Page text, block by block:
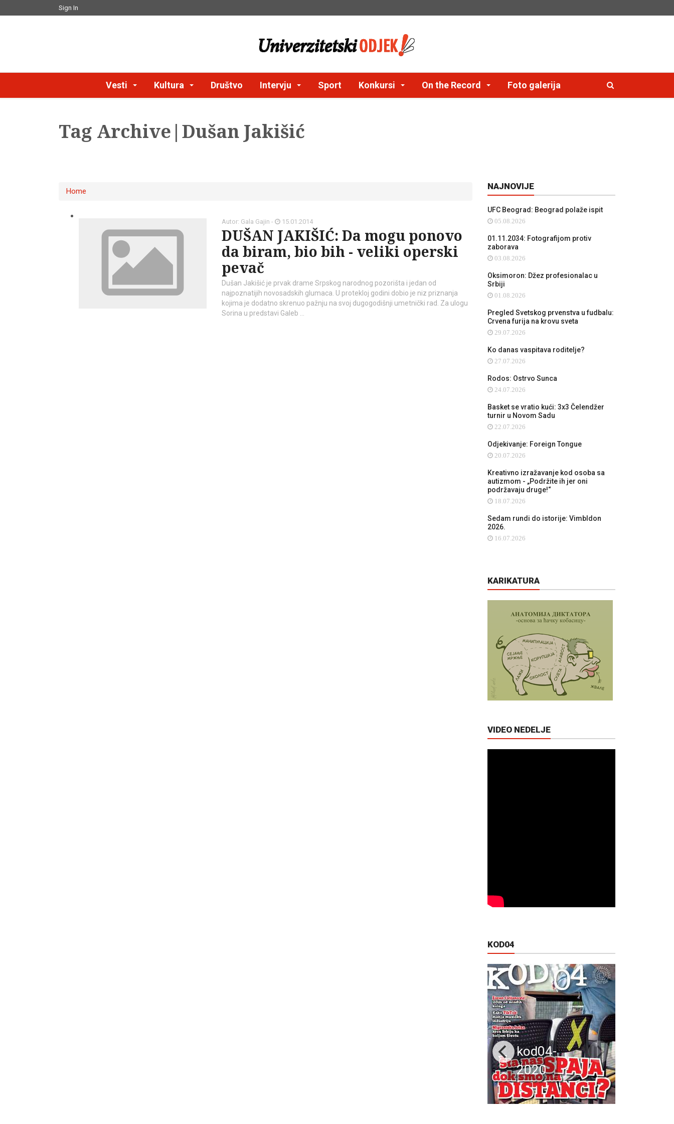
Sign In
Vesti Kultura Društvo Intervju Sport Konkursi On the Record Foto galerija
Tag Archive|Dušan Jakišić
Home
Autor: Gala Gajin - 15.01.2014
DUŠAN JAKIŠIĆ: Da mogu ponovo
da biram, bio bih - veliki operski
pevač
Dušan Jakišić je prvak drame Srpskog narodnog pozorišta i jedan od
najpoznatijih novosadskih glumaca. U protekloj godini dobio je niz priznanja
kojima je dodatno skrenuo pažnju na svoj dugogodišnji umetnički rad. Za ulogu
Sorina u predstavi Galeb …
NAJNOVIJE
UFC Beograd: Beograd polaže ispit
05.08.2026
01.11.2034: Fotografijom protiv
zaborava
03.08.2026
Oksimoron: Džez profesionalac u
Srbiji
01.08.2026
Pregled Svetskog prvenstva u fudbalu:
Crvena furija na krovu sveta
29.07.2026
Ko danas vaspitava roditelje?
27.07.2026
Rodos: Ostrvo Sunca
24.07.2026
Basket se vratio kući: 3x3 Čelendžer
turnir u Novom Sadu
22.07.2026
Odjekivanje: Foreign Tongue
20.07.2026
Kreativno izražavanje kod osoba sa
autizmom - „Podržite ih jer oni
podržavaju druge!“
18.07.2026
Sedam rundi do istorije: Vimbldon
2026.
16.07.2026
KARIKATURA
VIDEO NEDELJE
KOD04
kod04-
2020